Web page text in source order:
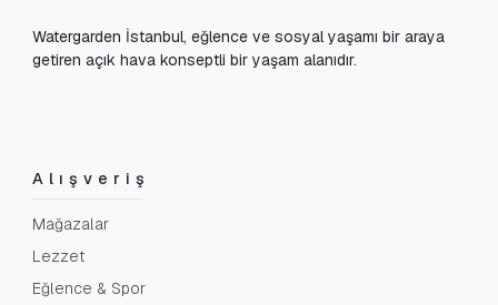
Watergarden İstanbul, eğlence ve sosyal yaşamı bir araya
getiren açık hava konseptli bir yaşam alanıdır.
Alışveriş
Mağazalar
Lezzet
Eğlence & Spor